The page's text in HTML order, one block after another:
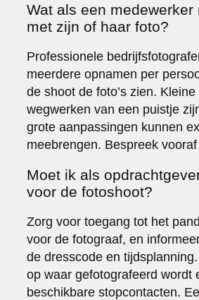
Wat als een medewerker
met zijn of haar foto?
Professionele
meerdere opnamen per
de shoot de foto’s zien.
wegwerken van een puistje
grote aanpassingen kunnen
meebrengen. Bespreek
Moet ik als
voor de fotoshoot?
Zorg voor toegang tot het
voor de fotograaf, en
de dresscode en
op waar gefotografeerd wordt
beschikbare stopcontacten.